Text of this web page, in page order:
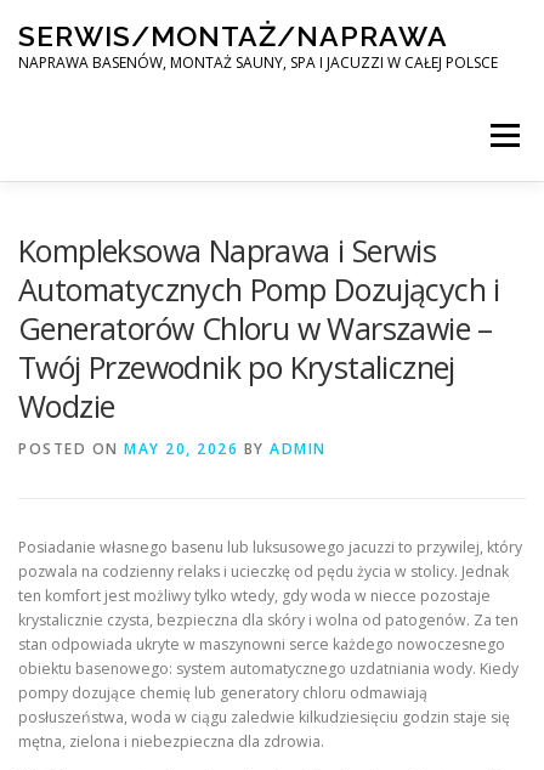
content
SERWIS/MONTAŻ/NAPRAWA
NAPRAWA BASENÓW, MONTAŻ SAUNY, SPA I JACUZZI W CAŁEJ POLSCE
Menu
MONTAŻ SAUNY, SPA, JACUZI W CAŁEJ POLSCE
KONTAKT
Kompleksowa Naprawa i Serwis
Automatycznych Pomp Dozujących i
Generatorów Chloru w Warszawie –
Twój Przewodnik po Krystalicznej
Wodzie
POSTED ON MAY 20, 2026 BY ADMIN
Posiadanie własnego basenu lub luksusowego jacuzzi to przywilej, który
pozwala na codzienny relaks i ucieczkę od pędu życia w stolicy. Jednak
ten komfort jest możliwy tylko wtedy, gdy woda w niecce pozostaje
krystalicznie czysta, bezpieczna dla skóry i wolna od patogenów. Za ten
stan odpowiada ukryte w maszynowni serce każdego nowoczesnego
obiektu basenowego: system automatycznego uzdatniania wody. Kiedy
pompy dozujące chemię lub generatory chloru odmawiają
posłuszeństwa, woda w ciągu zaledwie kilkudziesięciu godzin staje się
mętna, zielona i niebezpieczna dla zdrowia.